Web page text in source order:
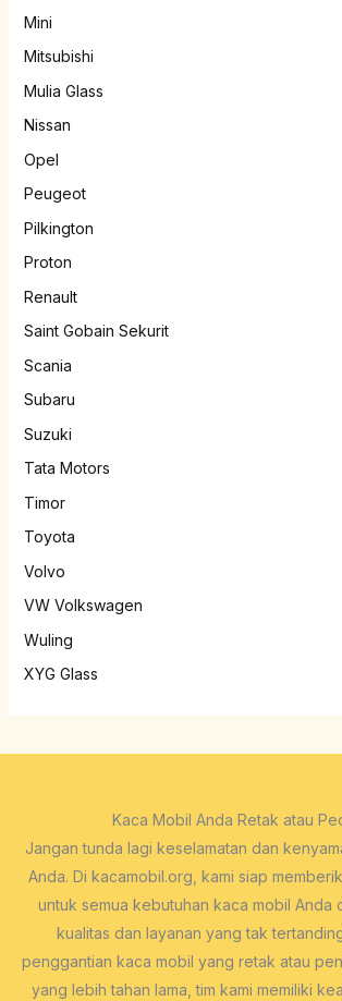
Mini
Mitsubishi
Mulia Glass
Nissan
Opel
Peugeot
Pilkington
Proton
Renault
Saint Gobain Sekurit
Scania
Subaru
Suzuki
Tata Motors
Timor
Toyota
Volvo
VW Volkswagen
Wuling
XYG Glass
Kaca Mobil Anda Retak atau
Jangan tunda lagi keselamatan dan
Anda. Di kacamobil.org, kami siap
untuk semua kebutuhan kaca mobil Anda
kualitas dan layanan yang tak
penggantian kaca mobil yang retak atau
yang lebih tahan lama, tim kami memiliki